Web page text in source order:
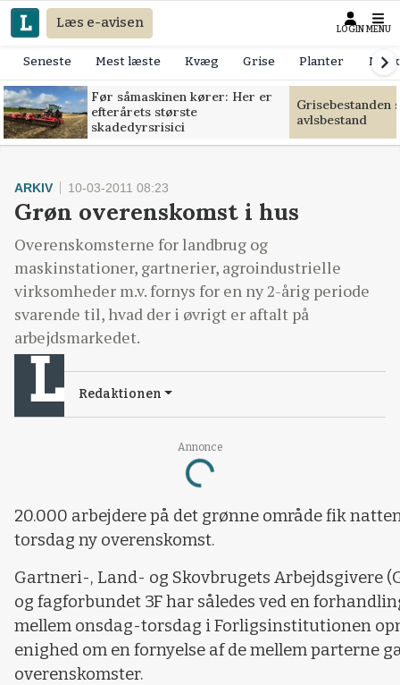
Læs e-avisen LOGIN MENU
Seneste Mest læste Kvæg Grise Planter
Før såmaskinen kører: Her er
efterårets største
skadedyrsrisici
Grisebestanden
avlsbestand
Annonce
Loading...
ARKIV 10-03-2011 08:23
Grøn overenskomst i hus
Overenskomsterne for landbrug og
maskinstationer, gartnerier, agroindustrielle
virksomheder m.v. fornys for en ny 2-årig periode
svarende til, hvad der i øvrigt er aftalt på
arbejdsmarkedet.
Redaktionen
20.000 arbejdere på det grønne område fik
torsdag ny overenskomst.
Gartneri-, Land- og Skovbrugets Arbejdsgivere
og fagforbundet 3F har således ved en
mellem onsdag-torsdag i Forligsinstitutionen
enighed om en fornyelse af de mellem parterne
overenskomster.